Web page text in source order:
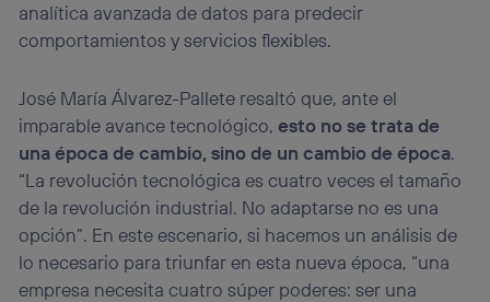
analítica avanzada de datos para predecir
comportamientos y servicios flexibles.
José María Álvarez-Pallete resaltó que, ante el
imparable avance tecnológico,esto no se trata de
una época de cambio, sino de un cambio de época.
“La revolución tecnológica es cuatro veces el tamaño
de la revolución industrial. No adaptarse no es una
opción”. En este escenario, si hacemos un análisis de
lo necesario para triunfar en esta nueva época, “una
empresa necesita cuatro súper poderes: ser una